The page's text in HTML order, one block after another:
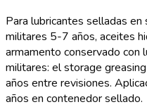
Para lubricantes selladas en
militares 5-7 años, aceites
armamento conservado con
militares: el storage
años entre revisiones.
años en contenedor sellado.